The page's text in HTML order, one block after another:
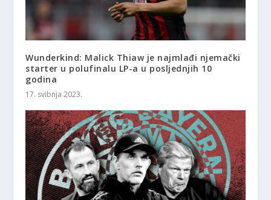
Wunderkind: Malick Thiaw je najmlađi njemački
starter u polufinalu LP-a u posljednjih 10
godina
17. svibnja 2023.